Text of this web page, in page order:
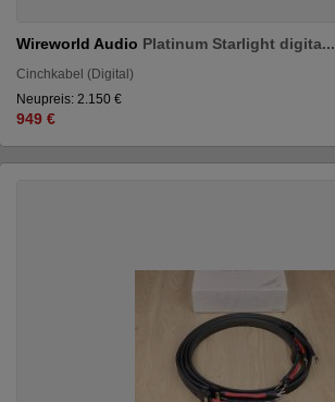
Wireworld Audio Platinum Starlight digita...
Cinchkabel (Digital)
Neupreis: 2.150 €
949 €